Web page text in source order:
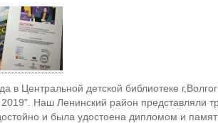
в Центральной детской библиотеке
Наш Ленинский район представляли
и была удостоена дипломом и